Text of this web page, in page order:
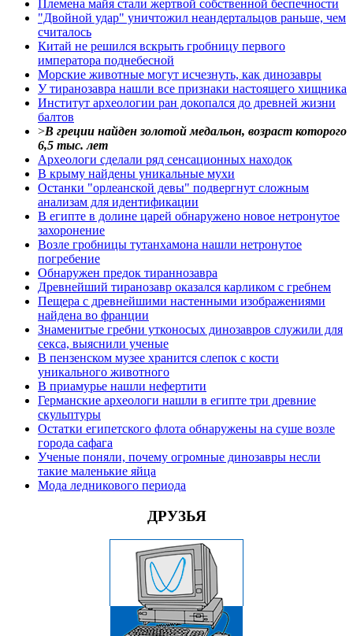
Племена майя стали жертвой собственной беспечности
"Двойной удар" уничтожил неандертальцов раньше, чем
считалось
Китай не решился вскрыть гробницу первого
императора поднебесной
Морские животные могут исчезнуть, как динозавры
У тиранозавра нашли все признаки настоящего хищника
Институт археологии ран докопался до древней жизни
балтов
>В греции найден золотой медальон, возраст которого
6,5 тыс. лет
Археологи сделали ряд сенсационных находок
В крыму найдены уникальные мухи
Останки "орлеанской девы" подвергнут сложным
анализам для идентификации
В египте в долине царей обнаружено новое нетронутое
захоронение
Возле гробницы тутанхамона нашли нетронутое
погребение
Обнаружен предок тираннозавра
Древнейший тиранозавр оказался карликом с гребнем
Пещера с древнейшими настенными изображениями
найдена во франции
Знаменитые гребни утконосых динозавров служили для
секса, выяснили ученые
В пензенском музее хранится слепок с кости
уникального животного
В приамурье нашли нефертити
Германские археологи нашли в египте три древние
скульптуры
Остатки египетского флота обнаружены на суше возле
города сафага
Ученые поняли, почему огромные динозавры несли
такие маленькие яйца
Мода ледникового периода
ДРУЗЬЯ